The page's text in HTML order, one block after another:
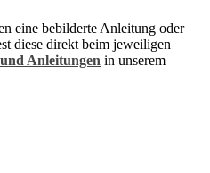
eine bebilderte Anleitung oder
diese direkt beim jeweiligen
Anleitungen in unserem